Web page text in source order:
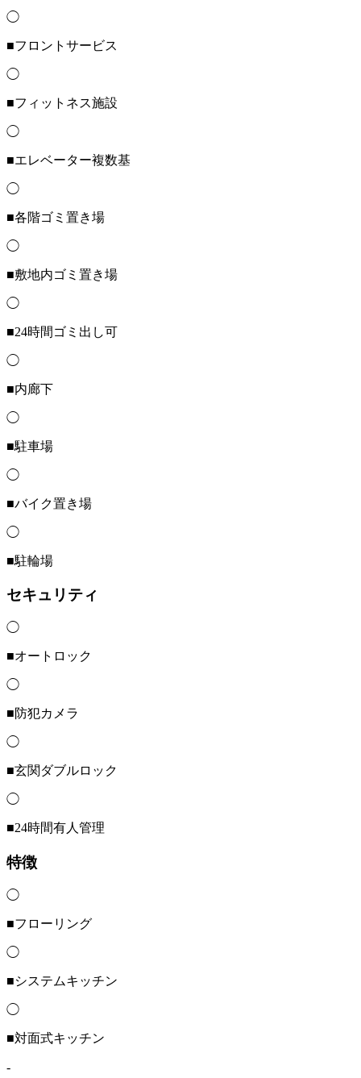
◯
■フロントサービス
◯
■フィットネス施設
◯
■エレベーター複数基
◯
■各階ゴミ置き場
◯
■敷地内ゴミ置き場
◯
■24時間ゴミ出し可
◯
■内廊下
◯
■駐車場
◯
■バイク置き場
◯
■駐輪場
セキュリティ
◯
■オートロック
◯
■防犯カメラ
◯
■玄関ダブルロック
◯
■24時間有人管理
特徴
◯
■フローリング
◯
■システムキッチン
◯
■対面式キッチン
-